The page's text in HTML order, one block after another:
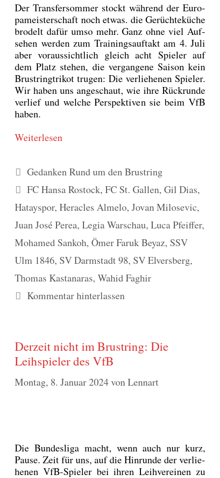
Der Trans­fer­som­mer stockt wäh­rend der Euro­
pa­meis­ter­schaft noch etwas. die Gerüch­te­kü­che
bro­delt dafür umso mehr. Ganz ohne viel Auf­
se­hen wer­den zum Trai­nings­auf­takt am 4. Juli
aber vor­aus­sicht­lich gleich acht Spie­ler auf
dem Platz ste­hen, die ver­gan­ge­ne Sai­son kein
Brust­ring­tri­kot tru­gen: Die ver­lie­he­nen Spie­ler.
Wir haben uns ange­schaut, wie ihre Rück­run­de
ver­lief und wel­che Per­spek­ti­ven sie beim VfB
haben.
Wei­ter­le­sen
Kategorien
Gedanken Rund um den Brustring
Schlagwörter
FC Hansa Rostock, FC St. Gallen, Gil Dias,
Hatayspor, Heracles Almelo, Jovan Milosevic,
Juan José Perea, Legia Warschau, Luca Pfeiffer,
Mohamed Sankoh, Ömer Faruk Beyaz, SSV
Ulm 1846, SV Darmstadt 98, SV Elversberg,
Thomas Kastanaras, Wahid Faghir
Kommentar hinterlassen
Derzeit nicht im Brustring: Die
Leihspieler des VfB
Montag, 8. Januar 2024vonLennart
Die Bun­des­li­ga macht, wenn auch nur kurz,
Pau­se. Zeit für uns, auf die Hin­run­de der ver­lie­
he­nen VfB-Spie­ler bei ihren Leih­ver­ei­nen zu